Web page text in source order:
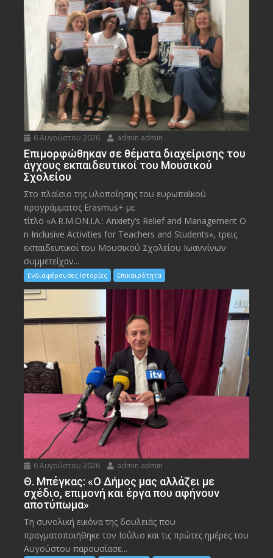
6 Αυγούστου 2026 admin admin
Eπιμορφώθηκαν σε θέματα διαχείρισης του
άγχους εκπαιδευτικοί του Μουσικού
Σχολείου
Στο πλαίσιο της υλοποίησης του ευρωπαϊκού
προγράμματος Erasmus+ με
τίτλο «A.R.M.ON.I.A.: Anxiety’s Relief and Management O
n Inclusive Activities for Teachers and Students», τρεις
εκπαιδευτικοί του Μουσικού Σχολείου Ιωαννίνων
συμμετείχαν...
Ενδιαφέρουσες Ιστορίες Επικαιρότητα
6 Αυγούστου 2026 admin admin
Θ. Μπέγκας: «Ο Δήμος μας αλλάζει με
σχέδιο, επιμονή και έργα που αφήνουν
αποτύπωμα»
Τη συνολική εικόνα της δουλειάς που
πραγματοποιήθηκε τον Ιούλιο και τις πρώτες ημέρες του
Αυγούστου παρουσίασε...